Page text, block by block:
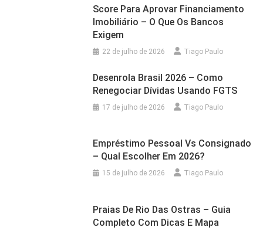
Score Para Aprovar Financiamento
Imobiliário – O Que Os Bancos
Exigem
22 de julho de 2026 Tiago Paulo
Desenrola Brasil 2026 – Como
Renegociar Dívidas Usando FGTS
17 de julho de 2026 Tiago Paulo
Empréstimo Pessoal Vs Consignado
– Qual Escolher Em 2026?
15 de julho de 2026 Tiago Paulo
Praias De Rio Das Ostras – Guia
Completo Com Dicas E Mapa